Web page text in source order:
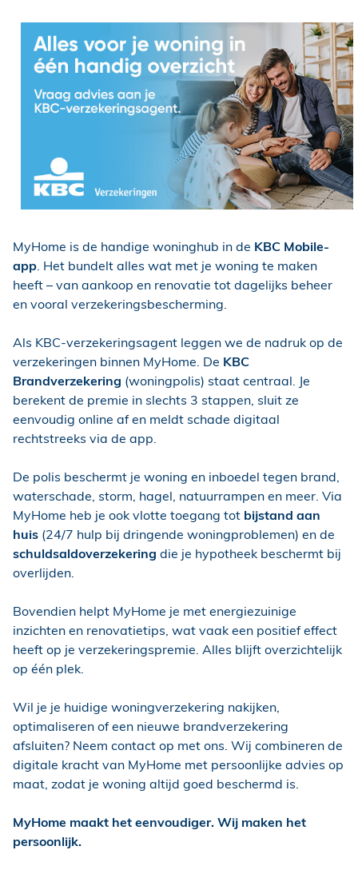
MyHome is de handige woninghub in de KBC Mobile-
app . Het bundelt alles wat met je woning te maken
heeft – van aankoop en renovatie tot dagelijks beheer
en vooral verzekeringsbescherming.
Als KBC-verzekeringsagent leggen we de nadruk op de
verzekeringen binnen MyHome. De KBC
Brandverzekering (woningpolis) staat centraal. Je
berekent de premie in slechts 3 stappen, sluit ze
eenvoudig online af en meldt schade digitaal
rechtstreeks via de app.
De polis beschermt je woning en inboedel tegen brand,
waterschade, storm, hagel, natuurrampen en meer. Via
MyHome heb je ook vlotte toegang tot bijstand aan
huis (24/7 hulp bij dringende woningproblemen) en de
schuldsaldoverzekering die je hypotheek beschermt bij
overlijden.
Bovendien helpt MyHome je met energiezuinige
inzichten en renovatietips, wat vaak een positief effect
heeft op je verzekeringspremie. Alles blijft overzichtelijk
op één plek.
Wil je je huidige woningverzekering nakijken,
optimaliseren of een nieuwe brandverzekering
afsluiten? Neem contact op met ons. Wij combineren de
digitale kracht van MyHome met persoonlijke advies op
maat, zodat je woning altijd goed beschermd is.
MyHome maakt het eenvoudiger. Wij maken het
persoonlijk.